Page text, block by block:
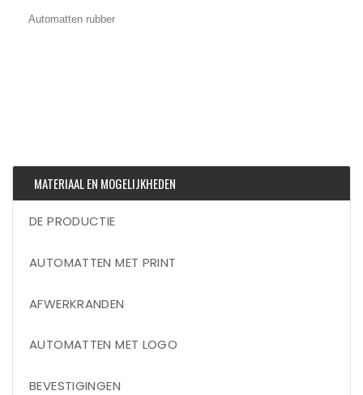
Automatten rubber
MATERIAAL EN MOGELIJKHEDEN
DE PRODUCTIE
AUTOMATTEN MET PRINT
AFWERKRANDEN
AUTOMATTEN MET LOGO
BEVESTIGINGEN